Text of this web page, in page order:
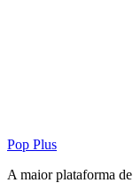
Pop Plus
A maior plataforma